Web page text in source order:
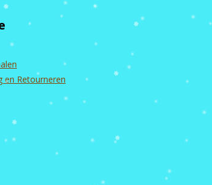
en Retourneren